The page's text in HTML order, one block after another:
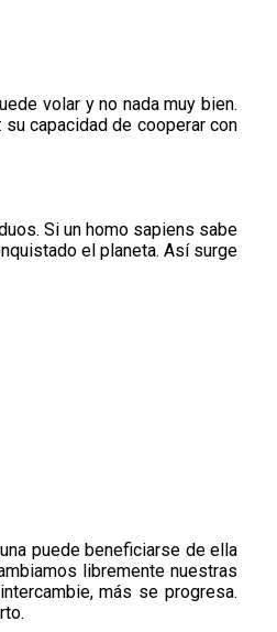
volar y no nada muy bien.
capacidad de cooperar con
Si un homo sapiens sabe
el planeta. Así surge
puede beneficiarse de ella
libremente nuestras
más se progresa.